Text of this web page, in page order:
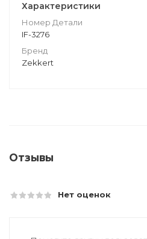
Характеристики
Номер Детали
IF-3276
Бренд
Zekkert
Отзывы
Нет оценок